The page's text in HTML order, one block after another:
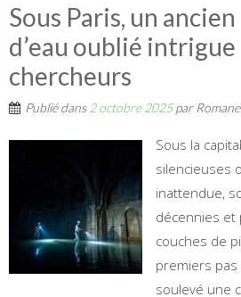
Sous Paris, un
d’eau oublié intrigue
chercheurs
Publié dans 2 octobre 2025par
Sous la
silencieuses
inattendue,
décennies et
couches de
premiers
soulevé une